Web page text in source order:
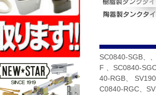
SC0840-SGB、
F 、SC0840-
40-RGB、
C0840-RGC、